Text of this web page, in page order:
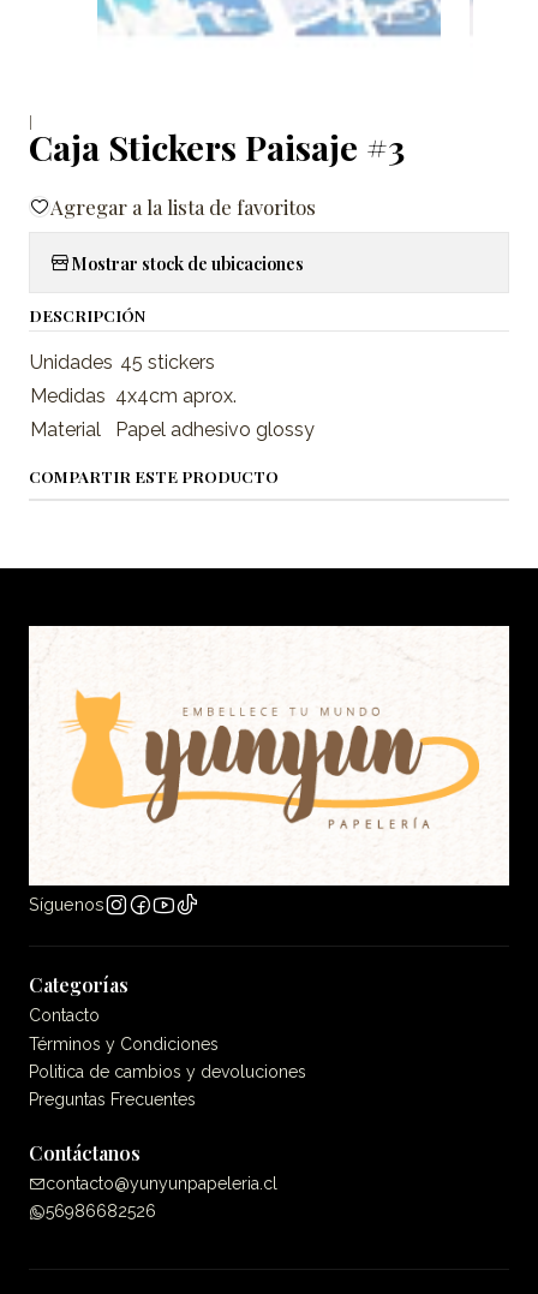
|
Caja Stickers Paisaje #3
Agregar a la lista de favoritos
Mostrar stock de ubicaciones
DESCRIPCIÓN
Unidades 45 stickers
Medidas 4x4cm aprox.
Material
Papel adhesivo glossy
COMPARTIR ESTE PRODUCTO
Síguenos
Categorías
Contacto
Términos y Condiciones
Politica de cambios y devoluciones
Preguntas Frecuentes
Contáctanos
contacto@yunyunpapeleria.cl
56986682526